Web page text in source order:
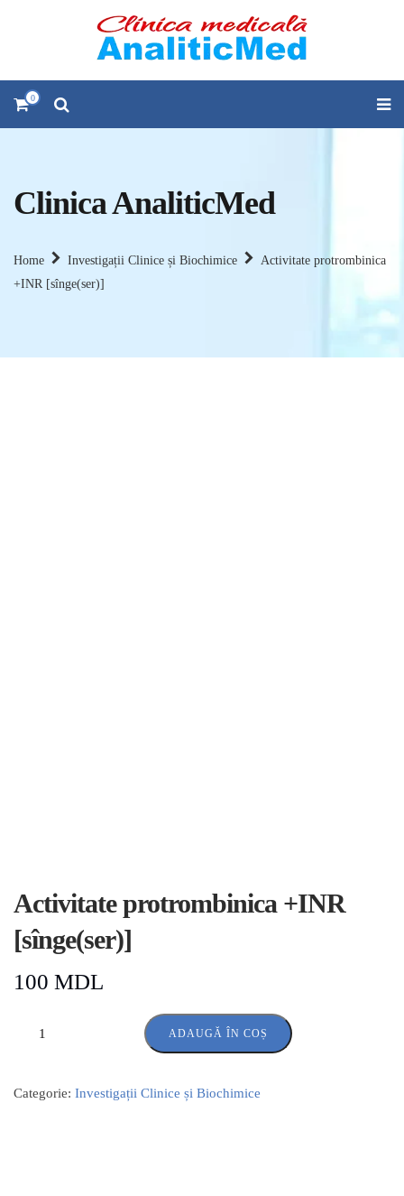
0
Clinica AnaliticMed
Home Investigații Clinice și Biochimice
Activitate protrombinica
+INR [sînge(ser)]
Activitate protrombinica +INR
[sînge(ser)]
100 MDL
ADAUGĂ ÎN COȘ
Categorie: Investigații Clinice și Biochimice